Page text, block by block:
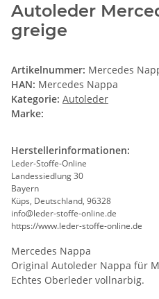
Autoleder
greige
Artikelnummer: Mercedes
HAN: Mercedes Nappa
Kategorie: Autoleder
Marke:
Herstellerinformationen:
Leder-Stoffe-Online
Landessiedlung 30
Bayern
Küps, Deutschland, 96328
info@leder-stoffe-online.de
https://www.leder-stoffe-online.de
Mercedes Nappa
Original Autoleder Nappa für
Echtes Oberleder vollnarbig.